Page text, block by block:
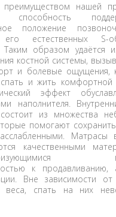
преимуществом нашей
способность
положение
естественных S-
Таким образом удаётся
костной системы,
и болевые ощущения,
и жить комфортной
эффект
наполнителя.
из множества
помогают
Матрасы
качественными
к продавливанию,
Вне зависимости
спать на них